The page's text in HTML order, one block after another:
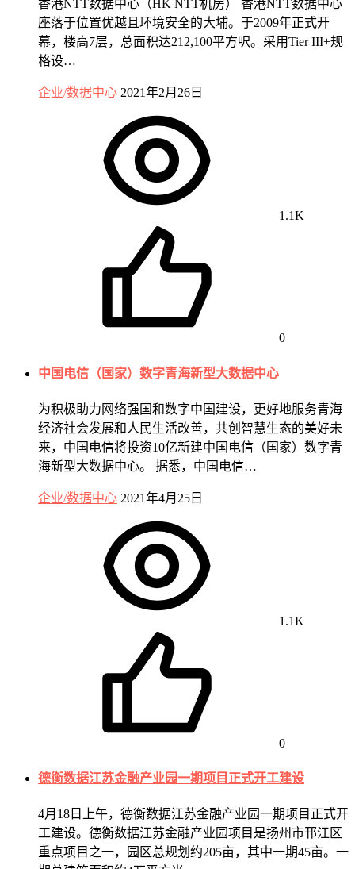
香港NTT数据中心（HK NTT机房） 香港NTT数据中心
座落于位置优越且环境安全的大埔。于2009年正式开
幕，楼高7层，总面积达212,100平方呎。采用Tier III+规
格设…
企业/数据中心 2021年2月26日
1.1K
0
中国电信（国家）数字青海新型大数据中心
为积极助力网络强国和数字中国建设，更好地服务青海
经济社会发展和人民生活改善，共创智慧生态的美好未
来，中国电信将投资10亿新建中国电信（国家）数字青
海新型大数据中心。 据悉，中国电信…
企业/数据中心 2021年4月25日
1.1K
0
德衡数据江苏金融产业园一期项目正式开工建设
4月18日上午，德衡数据江苏金融产业园一期项目正式开
工建设。德衡数据江苏金融产业园项目是扬州市邗江区
重点项目之一，园区总规划约205亩，其中一期45亩。一